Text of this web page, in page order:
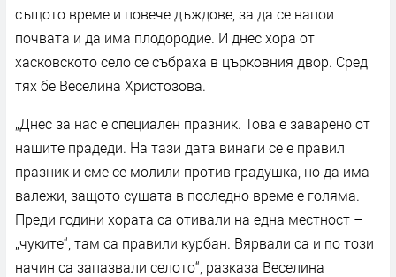
същото време и повече дъждове, за да се напои
почвата и да има плодородие. И днес хора от
хасковското село се събраха в църковния двор. Сред
тях бе Веселина Христозова.
„Днес за нас е специален празник. Това е заварено от
нашите прадеди. На тази дата винаги се е правил
празник и сме се молили против градушка, но да има
валежи, защото сушата в последно време е голяма.
Преди години хората са отивали на една местност –
„чуките“, там са правили курбан. Вярвали са и по този
начин са запазвали селото“, разказа Веселина